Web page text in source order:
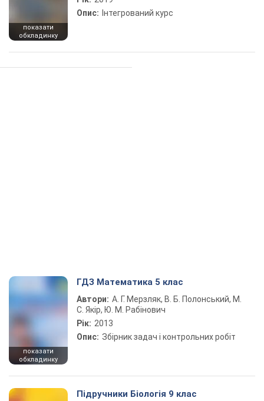
показати
обкладинку
Опис: Інтегрований курс
показати
обкладинку
ГДЗ Математика 5 клас
Автори: А. Г. Мерзляк, В. Б. Полонський, М.
С. Якір, Ю. М. Рабінович
Рік: 2013
Опис: Збірник задач і контрольних робіт
Підручники Біологія 9 клас